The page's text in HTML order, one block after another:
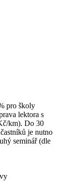
pro školy
lektora s
km). Do 30
je nutno
seminář (dle